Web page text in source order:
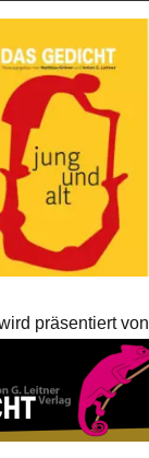
präsentiert von